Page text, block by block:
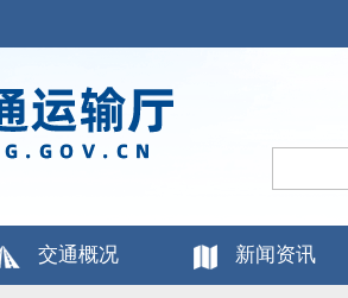
交通概况 新闻资讯